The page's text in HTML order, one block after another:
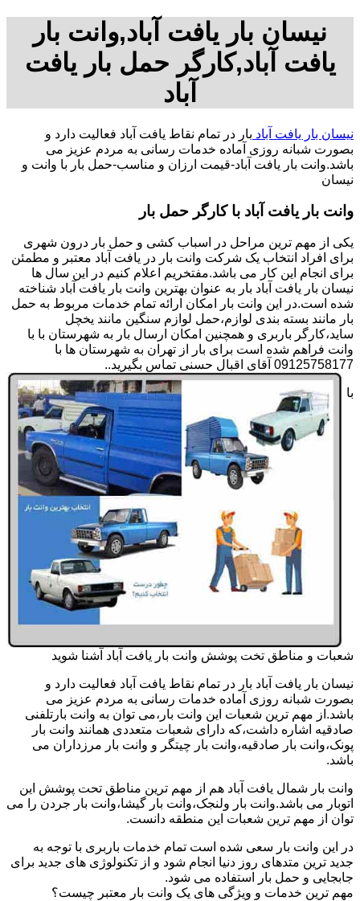
نیسان بار یافت آباد,وانت بار
یافت آباد,کارگر حمل بار یافت
آباد
نیسان بار یافت آباد بار در تمام نقاط یافت آباد فعالیت دارد و
بصورت شبانه روزی آماده خدمات رسانی به مردم عزیز می
باشد.وانت بار یافت آباد-قیمت ارزان و مناسب-حمل بار با وانت و
نیسان
وانت بار یافت آباد با کارگر حمل بار
یکی از مهم ترین مراحل در اسباب کشی و حمل بار درون شهری
برای افراد انتخاب یک شرکت وانت بار در یافت آباد معتبر و مطمئن
برای انجام این کار می باشد.مفتخریم اعلام کنیم در این سال ها
نیسان بار یافت آباد بار به عنوان بهترین وانت بار یافت آباد شناخته
شده است.در این وانت بار امکان ارائه تمام خدمات مربوط به حمل
بار مانند بسته بندی لوازم،حمل لوازم سنگین مانند یخچل
ساید،کارگر باربری و همچنین امکان ارسال بار به شهرستان با با
وانت فراهم شده است برای بار از تهران به شهرستان ها با
09125758177 آقای اقبال حسنی تماس بگیرید..
با
شعبات و مناطق تخت پوشش وانت بار یافت آباد آشنا شوید
نیسان بار یافت آباد بار در تمام نقاط یافت آباد فعالیت دارد و
بصورت شبانه روزی آماده خدمات رسانی به مردم عزیز می
باشد.از مهم ترین شعبات این وانت بار،می توان به وانت بارتلفنی
صادقیه اشاره داشت،که دارای شعبات متعددی همانند وانت بار
پونک،وانت بار صادقیه،وانت بار چیتگر و وانت بار مرزداران می
باشد.
وانت بار شمال یافت آباد هم از مهم ترین مناطق تحت پوشش این
اتوبار می باشد.وانت بار ولنجک،وانت بار گیشا،وانت بار جردن را می
توان از مهم ترین شعبات این منطقه دانست.
در این وانت بار سعی شده است تمام خدمات باربری با توجه به
جدید ترین متدهای روز دنیا انجام شود و از تکنولوژی های جدید برای
جابجایی و حمل بار استفاده می شود.
مهم ترین خدمات و ویژگی های یک وانت بار معتبر چیست؟